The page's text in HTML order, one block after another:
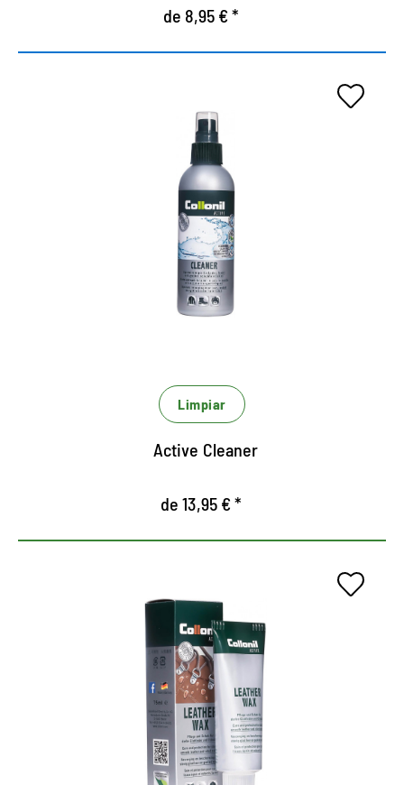
de 8,95 € *
Limpiador especial para
equipos al aire libre
Limpia y mantiene equipos de cuero al aire libre,
equipos textiles y sintéticos.
También es adecuado para productos sensibles
Limpiar
Active Cleaner
de 13,95 € *
Atención activa para zapatos
de cuero fuertemente
estresados.
Para al aire libre, de ocio y seguridad ocupacional.